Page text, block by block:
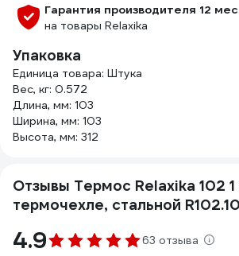
Гарантия производителя 12
на товары Relaxika
Упаковка
Единица товара: Штука
Вес, кг: 0.572
Длина, мм: 103
Ширина, мм: 103
Высота, мм: 312
Отзывы Термос Relaxika 102 1
термочехле, стальной
4.9 63 отзыва